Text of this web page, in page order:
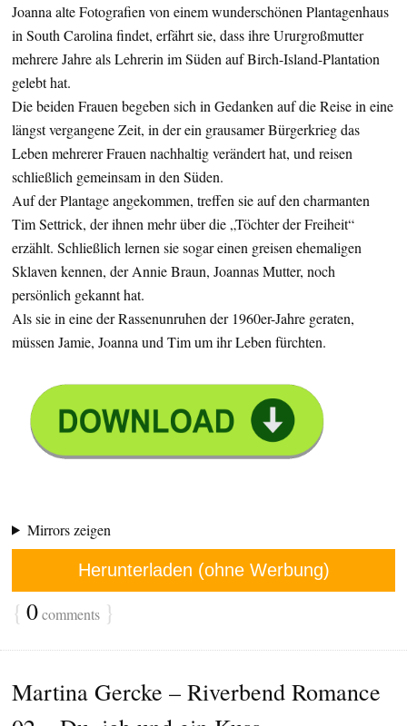
Joanna alte Fotografien von einem wunderschönen Plantagenhaus
in South Carolina findet, erfährt sie, dass ihre Ururgroßmutter
mehrere Jahre als Lehrerin im Süden auf Birch-Island-Plantation
gelebt hat.
Die beiden Frauen begeben sich in Gedanken auf die Reise in eine
längst vergangene Zeit, in der ein grausamer Bürgerkrieg das
Leben mehrerer Frauen nachhaltig verändert hat, und reisen
schließlich gemeinsam in den Süden.
Auf der Plantage angekommen, treffen sie auf den charmanten
Tim Settrick, der ihnen mehr über die „Töchter der Freiheit“
erzählt. Schließlich lernen sie sogar einen greisen ehemaligen
Sklaven kennen, der Annie Braun, Joannas Mutter, noch
persönlich gekannt hat.
Als sie in eine der Rassenunruhen der 1960er-Jahre geraten,
müssen Jamie, Joanna und Tim um ihr Leben fürchten.
Mirrors zeigen
Herunterladen (ohne Werbung)
{ 0comments }
Martina Gercke – Riverbend Romance